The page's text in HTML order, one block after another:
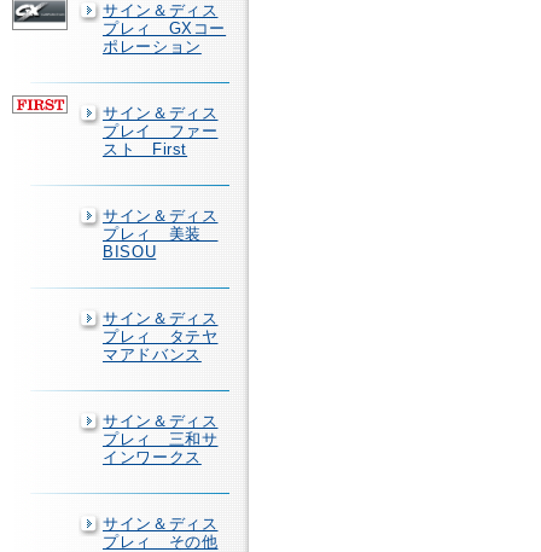
サイン＆ディス
プレィ GXコー
ポレーション
サイン＆ディス
プレイ ファー
スト First
サイン＆ディス
プレィ 美装
BISOU
サイン＆ディス
プレィ タテヤ
マアドバンス
サイン＆ディス
プレィ 三和サ
インワークス
サイン＆ディス
プレィ その他